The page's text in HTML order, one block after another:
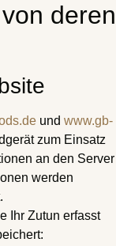
deren
und www.gb-
zum Einsatz
an den Server
werden
Ihr Zutun erfasst